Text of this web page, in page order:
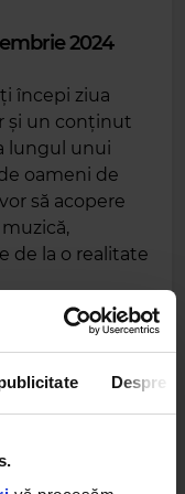
Despre
2024
începi ziua
și un conținut
lungul unui
oameni de
să acopere
de la o realitate